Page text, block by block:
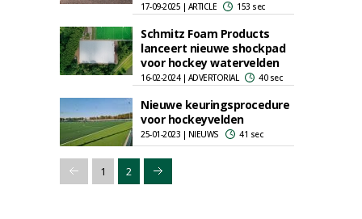
17-09-2025 | ARTICLE 153 sec
Schmitz Foam Products
lanceert nieuwe shockpad
voor hockey watervelden
16-02-2024 | ADVERTORIAL 40 sec
Nieuwe keuringsprocedure
voor hockeyvelden
25-01-2023 | NIEUWS 41 sec
1 2